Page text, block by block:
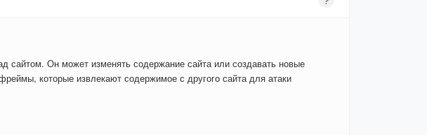
сайтом. Он может изменять содержание сайта или создавать новые
которые извлекают содержимое с другого сайта для атаки